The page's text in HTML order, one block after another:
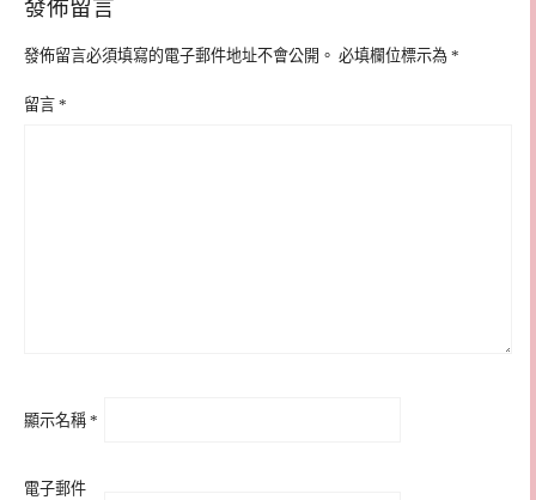
發佈留言
發佈留言必須填寫的電子郵件地址不會公開。 必填欄位標示為 *
留言 *
顯示名稱 *
電子郵件